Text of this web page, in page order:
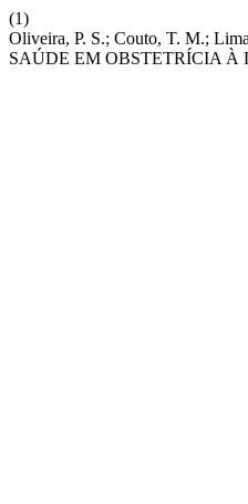
(1)
Oliveira, P. S.; Couto, T. M.;
SAÚDE EM OBSTETRÍCIA À